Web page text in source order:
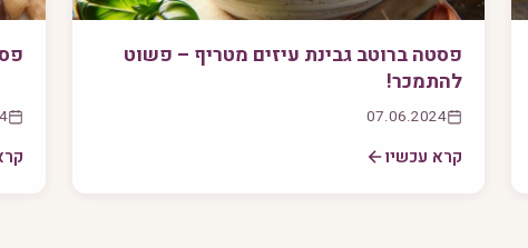
פסטה ברוטב גבינת עיזים מטריף – פשוט
להתמכר!
07.06.2024
קרא עכשיו